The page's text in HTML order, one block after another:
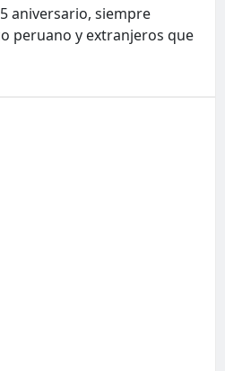
aniversario, siempre
peruano y extranjeros que